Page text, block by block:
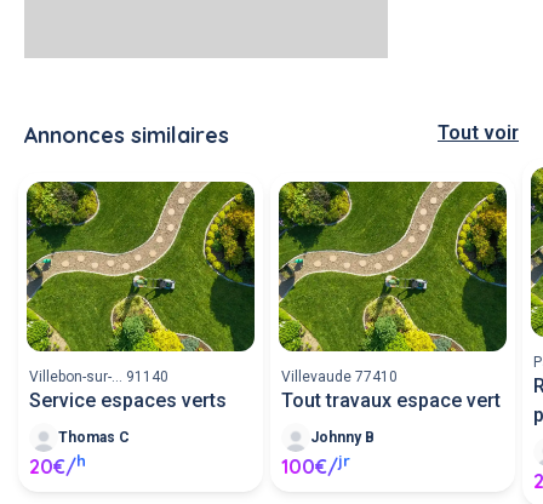
Annonces similaires Tout voir
Villebon-sur-... 91140
Service espaces verts
Thomas C
20€/h
Villevaude 77410
Tout travaux espace vert
Johnny B
100€/jr